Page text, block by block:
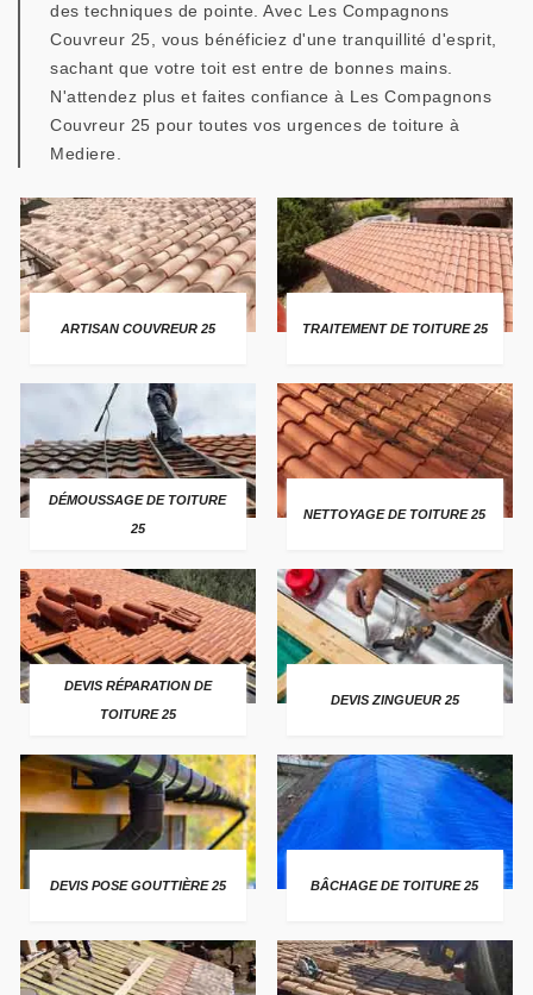
des techniques de pointe. Avec Les Compagnons
Couvreur 25, vous bénéficiez d'une tranquillité d'esprit,
sachant que votre toit est entre de bonnes mains.
N'attendez plus et faites confiance à Les Compagnons
Couvreur 25 pour toutes vos urgences de toiture à
Mediere.
ARTISAN COUVREUR 25 TRAITEMENT DE TOITURE 25
DÉMOUSSAGE DE TOITURE
25
NETTOYAGE DE TOITURE 25
DEVIS RÉPARATION DE
TOITURE 25
DEVIS ZINGUEUR 25
DEVIS POSE GOUTTIÈRE 25 BÂCHAGE DE TOITURE 25